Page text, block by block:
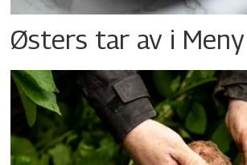
Østers tar av i Meny